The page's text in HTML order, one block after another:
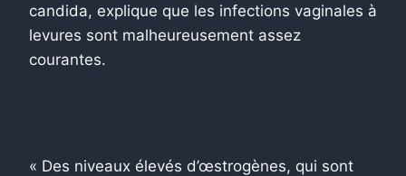
candida, explique que les infections vaginales à
levures sont malheureusement assez
courantes.
« Des niveaux élevés d’œstrogènes, qui sont